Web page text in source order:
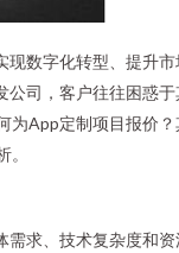
现数字化转型、提升市
公司，客户往往困惑于
为App定制项目报价？
需求、技术复杂度和资